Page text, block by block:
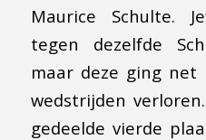
Maurice Schulte.
tegen dezelfde
maar deze ging
wedstrijden
gedeelde vierde